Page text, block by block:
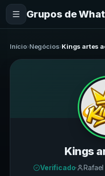
Grupos de
Início›Negócios›Kings artes
Kings
Verificado· Rafael